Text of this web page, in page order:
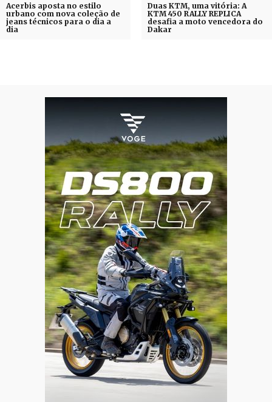
Acerbis aposta no estilo
urbano com nova coleção de
jeans técnicos para o dia a
dia
Duas KTM, uma vitória: A
KTM 450 RALLY REPLICA
desafia a moto vencedora do
Dakar